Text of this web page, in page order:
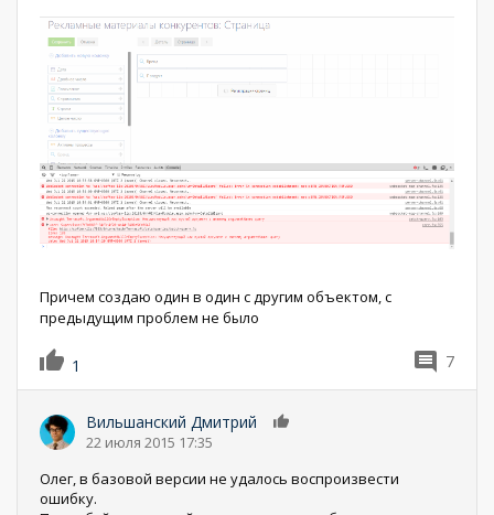
Причем создаю один в один с другим объектом, с
предыдущим проблем не было
1 7
Вильшанский Дмитрий
22 июля 2015 17:35
Олег, в базовой версии не удалось воспроизвести
ошибку.